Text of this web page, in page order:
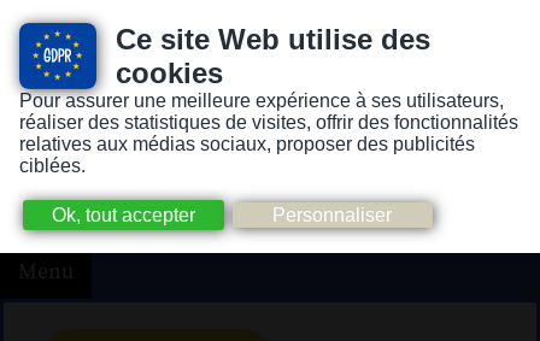
Ce site Web utilise des
cookies
Pour assurer une meilleure expérience à ses utilisateurs,
réaliser des statistiques de visites, offrir des fonctionnalités
relatives aux médias sociaux, proposer des publicités
ciblées.
Version pour personnes mal-voyantes ou non-voyantes
Menu